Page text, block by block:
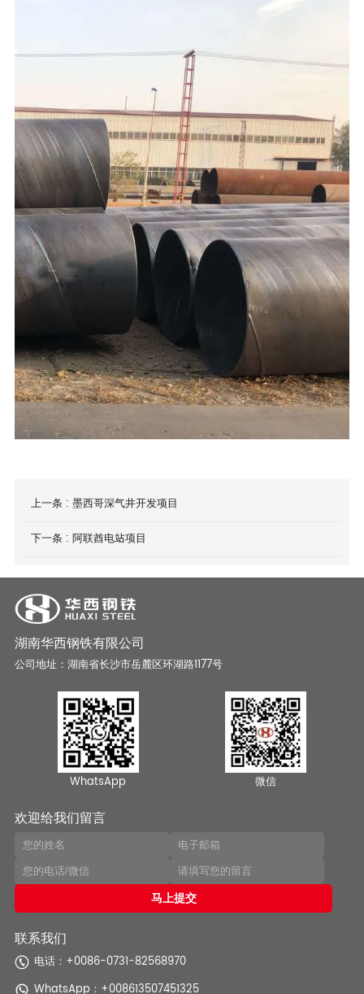
上一条 : 墨西哥深气井开发项目
下一条 : 阿联酋电站项目
湖南华西钢铁有限公司
公司地址：湖南省长沙市岳麓区环湖路1177号
WhatsApp 微信
欢迎给我们留言
联系我们
电话：+0086-0731-82568970
WhatsApp： +008613507451325